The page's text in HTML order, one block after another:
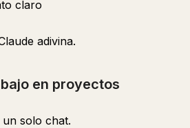
claro
adivina.
en proyectos
solo chat.